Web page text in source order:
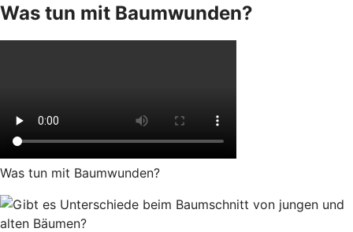
Was tun mit Baumwunden?
Was tun mit Baumwunden?